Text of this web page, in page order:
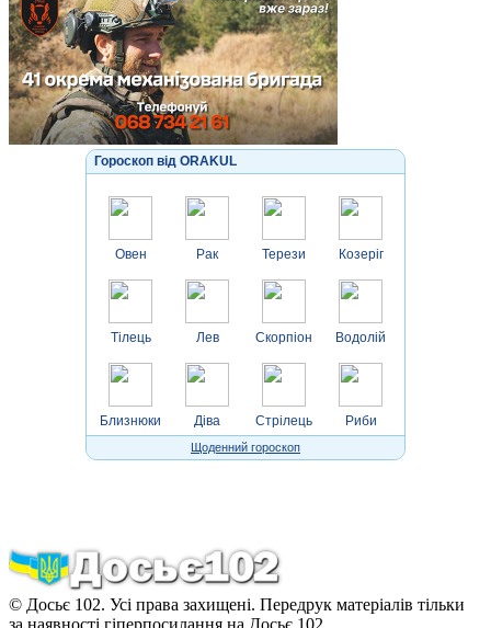
Гороскоп від ORAKUL
Овен
Тілець
Близнюки
Рак
Лев
Діва
Терези
Скорпіон
Стрілець
Козеріг
Водолій
Риби
Щоденний гороскоп
© Досьє 102. Усі права захищені. Передрук матеріалів тільки